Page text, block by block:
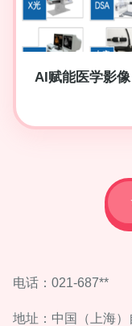
AI赋能医学影
电话：021-687**
地址：中国（上海